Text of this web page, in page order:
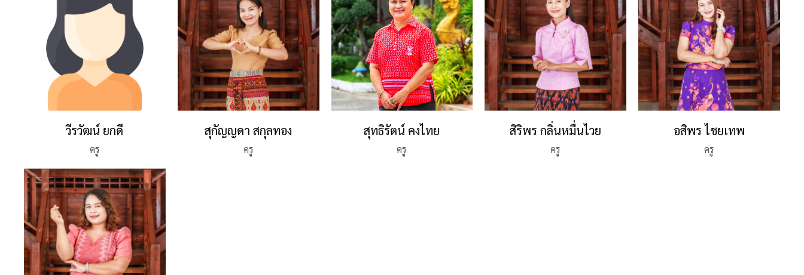
วีรวัฒน์ ยกดี
ครู
สุกัญญดา สกุลทอง
ครู
สุทธิรัตน์ คงไทย
ครู
สิริพร กลิ่นหมื่นไวย
ครู
อสิพร ไชยเทพ
ครู